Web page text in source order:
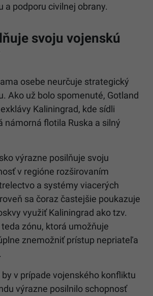
a podporu civilnej obrany.
svoju vojenskú
osebe neurčuje strategický
Ako už bolo spomenuté, Gotland
Kaliningrad, kde sídli
námorná flotila Ruska a silný
výrazne posilňuje svoju
v regióne rozširovaním
a systémy viacerých
sa čoraz častejšie poukazuje
využiť Kaliningrad ako tzv.
zónu, ktorá umožňuje
znemožniť prístup nepriateľa
v prípade vojenského konfliktu
výrazne posilnilo schopnosť